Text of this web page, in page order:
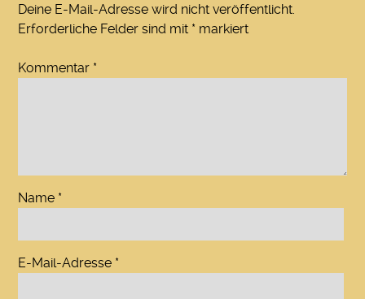
Deine E-Mail-Adresse wird nicht veröffentlicht.
Erforderliche Felder sind mit * markiert
Kommentar *
Name *
E-Mail-Adresse *